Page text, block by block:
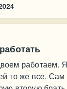
работаем. Я
то же все.